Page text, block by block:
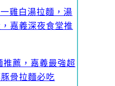
雞白湯拉麵，湯
嘉義深夜食堂推
薦，嘉義最強超
骨拉麵必吃